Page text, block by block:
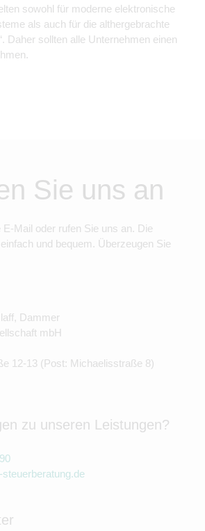
sowohl für moderne elektronische
als auch für die althergebrachte
Daher sollten alle Unternehmen einen
Sie uns an
Mail oder rufen Sie uns an. Die
und bequem. Überzeugen Sie
Dammer
mbH
12-13 (Post: Michaelisstraße 8)
zu unseren Leistungen?